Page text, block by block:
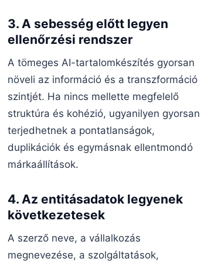
3. A sebesség előtt legyen
ellenőrzési rendszer
A tömeges AI-tartalomkészítés gyorsan
növeli az információ és a transzformáció
szintjét. Ha nincs mellette megfelelő
struktúra és kohézió, ugyanilyen gyorsan
terjedhetnek a pontatlanságok,
duplikációk és egymásnak ellentmondó
márkaállítások.
4. Az entitásadatok legyenek
következetesek
A szerző neve, a vállalkozás
megnevezése, a szolgáltatások,